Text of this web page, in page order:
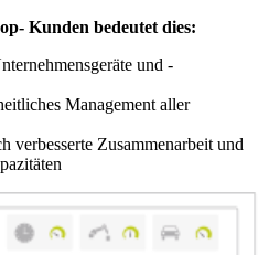
Kunden bedeutet dies:
und -
Management aller
verbesserte Zusammenarbeit und